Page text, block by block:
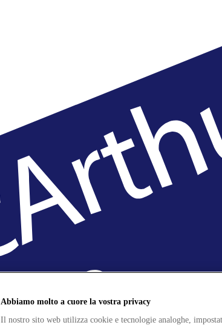
Abbiamo molto a cuore la vostra privacy
Il nostro sito web utilizza cookie e tecnologie analoghe,